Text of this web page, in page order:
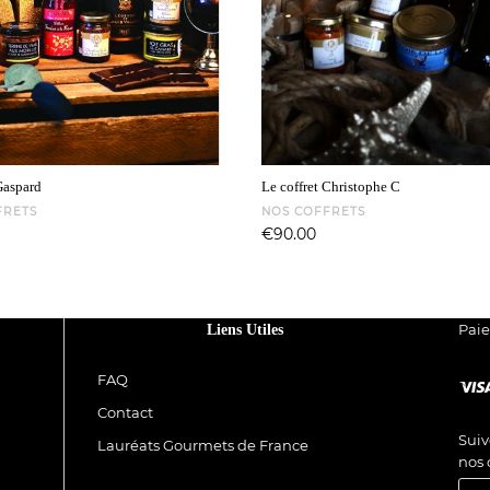
Le coffret Christophe C
NOS COFFRETS
Price
€90.00
Liens Utiles
FAQ
Contact
Lauréats Gourmets de France
nos